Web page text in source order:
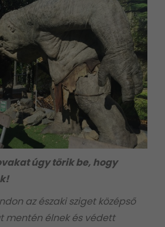
úgy törik be, hogy
az északi sziget középső
mentén élnek és védett